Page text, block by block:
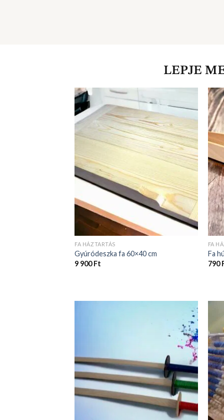
LEPJE
FA HÁZTARTÁS
Gyúródeszka fa 60×40 cm
9 900Ft
FA
Fa
790